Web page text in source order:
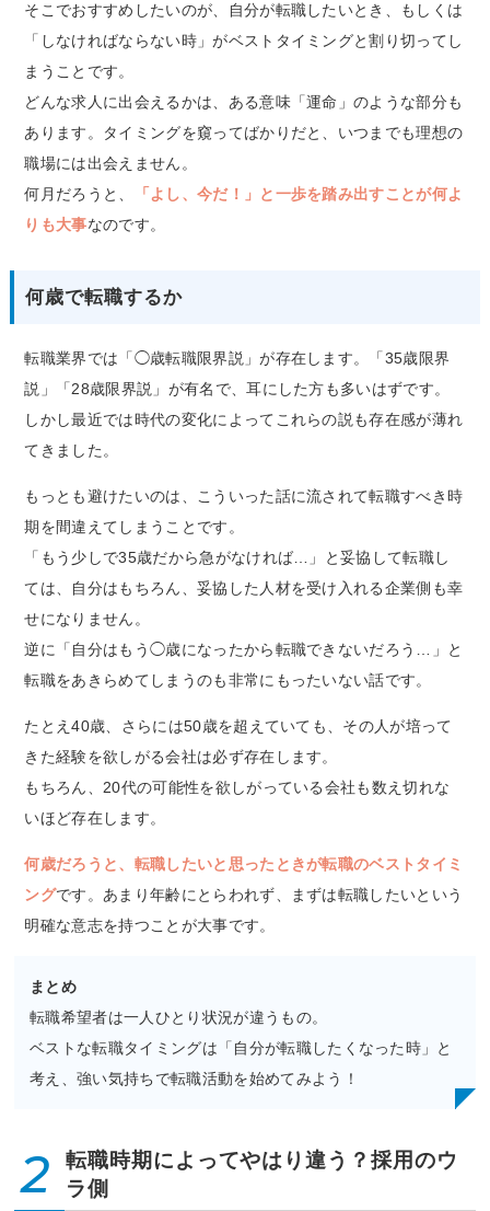
そこでおすすめしたいのが、自分が転職したいとき、もしくは
「しなければならない時」がベストタイミングと割り切ってし
まうことです。
どんな求人に出会えるかは、ある意味「運命」のような部分も
あります。タイミングを窺ってばかりだと、いつまでも理想の
職場には出会えません。
何月だろうと、
「よし、今だ！」と一歩を踏み出すことが何よ
りも大事なのです。
何歳で転職するか
転職業界では「◯歳転職限界説」が存在します。「35歳限界
説」「28歳限界説」が有名で、耳にした方も多いはずです。
しかし最近では時代の変化によってこれらの説も存在感が薄れ
てきました。
もっとも避けたいのは、こういった話に流されて転職すべき時
期を間違えてしまうことです。
「もう少しで35歳だから急がなければ…」と妥協して転職し
ては、自分はもちろん、妥協した人材を受け入れる企業側も幸
せになりません。
逆に「自分はもう◯歳になったから転職できないだろう…」と
転職をあきらめてしまうのも非常にもったいない話です。
たとえ40歳、さらには50歳を超えていても、その人が培って
きた経験を欲しがる会社は必ず存在します。
もちろん、20代の可能性を欲しがっている会社も数え切れな
いほど存在します。
何歳だろうと、転職したいと思ったときが転職のベストタイミ
ングです。あまり年齢にとらわれず、まずは転職したいという
明確な意志を持つことが大事です。
まとめ
転職希望者は一人ひとり状況が違うもの。
ベストな転職タイミングは「自分が転職したくなった時」と
考え、強い気持ちで転職活動を始めてみよう！
2
転職時期によってやはり違う？採用のウ
ラ側